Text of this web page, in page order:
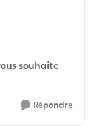
souhaite
Répondre